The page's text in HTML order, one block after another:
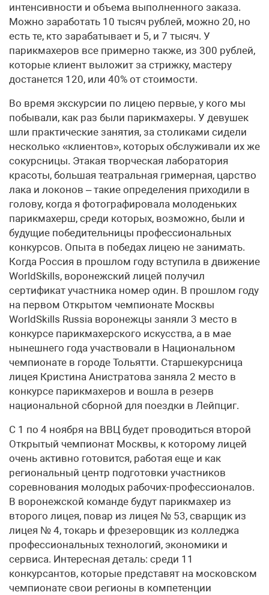
интенсивности и объема выполненного заказа.
Можно заработать 10 тысяч рублей, можно 20, но
есть те, кто зарабатывает и 5, и 7 тысяч. У
парикмахеров все примерно также, из 300 рублей,
которые клиент выложит за стрижку, мастеру
достанется 120, или 40% от стоимости.
Во время экскурсии по лицею первые, у кого мы
побывали, как раз были парикмахеры. У девушек
шли практические занятия, за столиками сидели
несколько «клиентов», которых обслуживали их же
сокурсницы. Этакая творческая лаборатория
красоты, большая театральная гримерная, царство
лака и локонов – такие определения приходили в
голову, когда я фотографировала молоденьких
парикмахерш, среди которых, возможно, были и
будущие победительницы профессиональных
конкурсов. Опыта в победах лицею не занимать.
Когда Россия в прошлом году вступила в движение
WorldSkills, воронежский лицей получил
сертификат участника номер один. В прошлом году
на первом Открытом чемпионате Москвы
WorldSkills Russia воронежцы заняли 3 место в
конкурсе парикмахерского искусства, а в мае
нынешнего года участвовали в Национальном
чемпионате в городе Тольятти. Старшекурсница
лицея Кристина Анистратова заняла 2 место в
конкурсе парикмахеров и вошла в резерв
национальной сборной для поездки в Лейпциг.
С 1 по 4 ноября на ВВЦ будет проводиться второй
Открытый чемпионат Москвы, к которому лицей
очень активно готовится, работая еще и как
региональный центр подготовки участников
соревнования молодых рабочих-профессионалов.
В воронежской команде будут парикмахер из
второго лицея, повар из лицея № 53, сварщик из
лицея № 4, токарь и фрезеровщик из колледжа
профессиональных технологий, экономики и
сервиса. Интересная деталь: среди 11
конкурсантов, которые представят на московском
чемпионате свои регионы в компетенции